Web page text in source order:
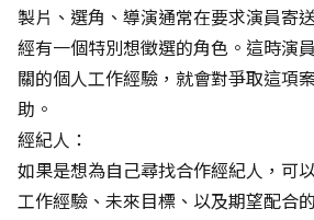
製片、選角、導演通常在要求演員寄
經有一個特別想徵選的角色。這時演
關的個人工作經驗，就會對爭取這項
助。
經紀人：
如果是想為自己尋找合作經紀人，可
工作經驗、未來目標、以及期望配合